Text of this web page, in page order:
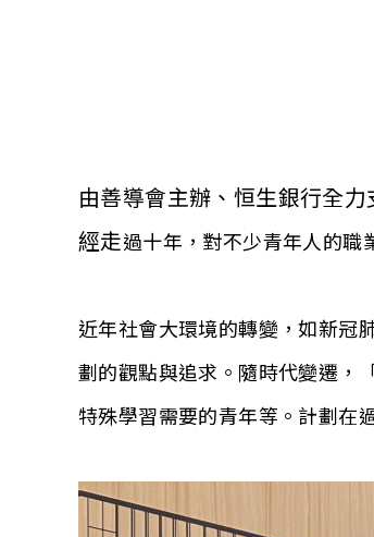
由善導會主辦 、 恒生銀行全力
經走過十年，對不少青年人的職
近年社會大環境的轉變，如新冠
劃的觀點與追求。隨時代變遷，
特殊學習需要的青年等。計劃在